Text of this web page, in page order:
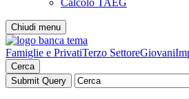
Calcolo TAEG
Chiudi menu
Famiglie e PrivatiTerzo SettoreGiovani
Cerca